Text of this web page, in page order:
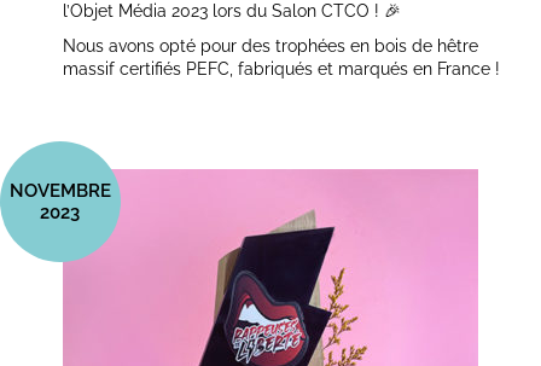
l’Objet Média 2023 lors du Salon CTCO ! 🎉
Nous avons opté pour des trophées en bois de hêtre
massif certifiés PEFC, fabriqués et marqués en France !
NOVEMBRE
2023